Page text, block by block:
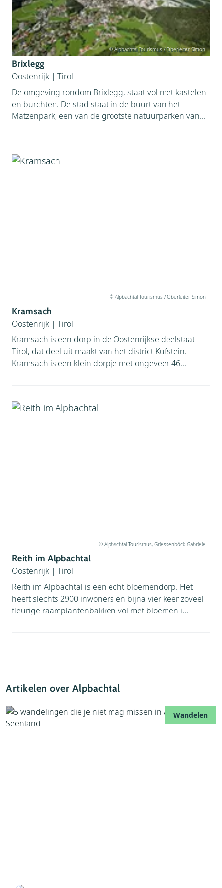
© Alpbachtal Tourismus / Oberleiter Simon
Brixlegg
Oostenrijk | Tirol
De omgeving rondom Brixlegg, staat vol met kastelen
en burchten. De stad staat in de buurt van het
Matzenpark, een van de grootste natuurparken van...
© Alpbachtal Tourismus / Oberleiter Simon
Kramsach
Oostenrijk | Tirol
Kramsach is een dorp in de Oostenrijkse deelstaat
Tirol, dat deel uit maakt van het district Kufstein.
Kramsach is een klein dorpje met ongeveer 46...
© Alpbachtal Tourismus, Griessenböck Gabriele
Reith im Alpbachtal
Oostenrijk | Tirol
Reith im Alpbachtal is een echt bloemendorp. Het
heeft slechts 2900 inwoners en bijna vier keer zoveel
fleurige raamplantenbakken vol met bloemen i...
Artikelen over Alpbachtal
Wandelen